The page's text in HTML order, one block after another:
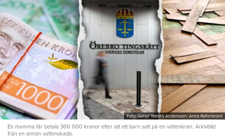
Foto: Getty/ Tommy Andersson/ Anna Rytterbrant
En mamma får betala 300 000 kronor efter att ett barn satt på en vattenkran. Arkivbild
från en annan vattenskada.